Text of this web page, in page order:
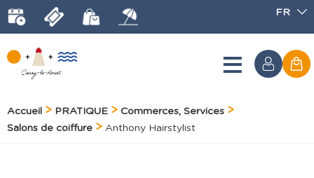
FR
Accueil PRATIQUE
Commerces, Services
Salons de coiffure
Anthony Hairstylist